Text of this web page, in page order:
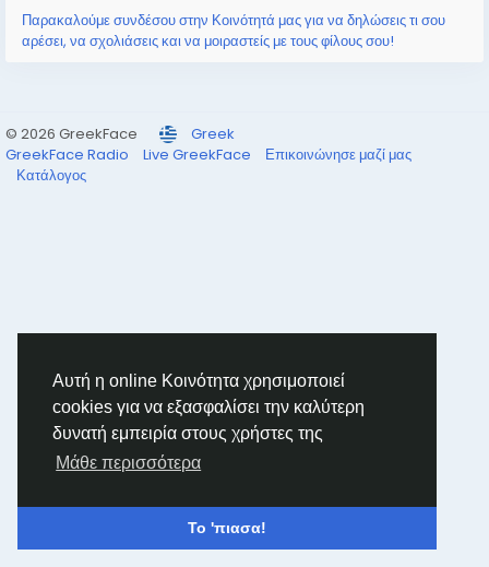
Αυτή η online Κοινότητα χρησιμοποιεί
cookies για να εξασφαλίσει την καλύτερη
δυνατή εμπειρία στους χρήστες της
Μάθε περισσότερα
Το 'πιασα!
Παρακαλούμε συνδέσου στην Κοινότητά μας για να δηλώσεις τι σου
αρέσει, να σχολιάσεις και να μοιραστείς με τους φίλους σου!
© 2026 GreekFace
Greek
GreekFace Radio
Live GreekFace
Επικοινώνησε μαζί μας
Κατάλογος